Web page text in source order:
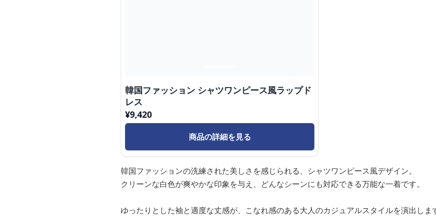
韓国ファッション シャツワンピース風ラップド
レス
¥9,420
商品の詳細を見る
韓国ファッションの洗練された美しさを感じられる、シャツワンピース風デザイン。
クリーンな白色が爽やかな印象を与え、どんなシーンにも対応できる万能な一着です。
ゆったりとした袖と適度な丈感が、こなれ感のある大人のカジュアルスタイルを演出しま